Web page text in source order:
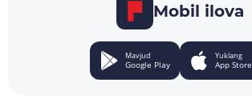
Mobil ilova
Mavjud
Google Play
Yuklang
App Store